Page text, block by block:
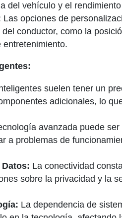
del vehículo y el
Las opciones de
conductor, como la
entretenimiento.
suelen tener un
adicionales, lo
avanzada puede
a problemas de
La conectividad
sobre la privacidad y la
La dependencia de